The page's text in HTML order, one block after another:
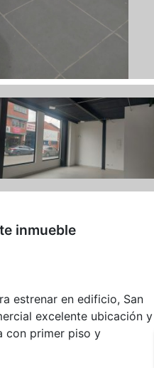
inmueble
estrenar en edificio, San
excelente ubicación y
con primer piso y